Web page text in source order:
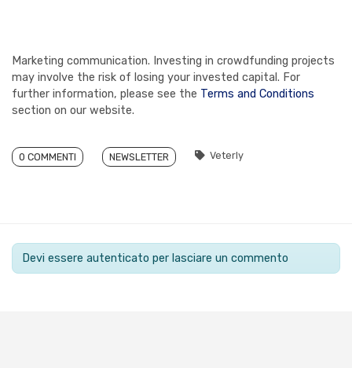
Marketing communication. Investing in crowdfunding projects
may involve the risk of losing your invested capital. For
further information, please see the Terms and Conditions
section on our website.
0 COMMENTI NEWSLETTER Veterly
Devi essere autenticato per lasciare un commento